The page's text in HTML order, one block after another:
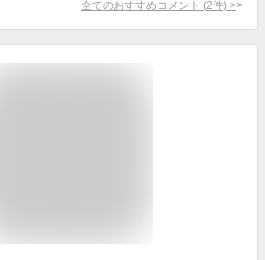
全てのおすすめコメント (2件) >